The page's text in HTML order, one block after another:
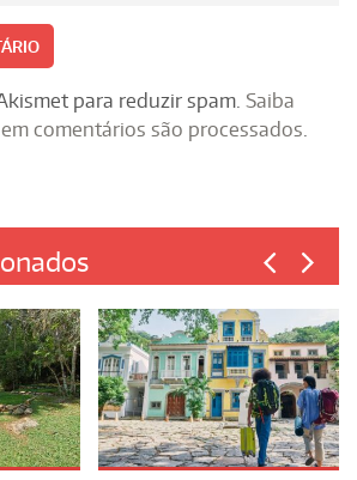
para reduzir spam. Saiba
comentários são processados.